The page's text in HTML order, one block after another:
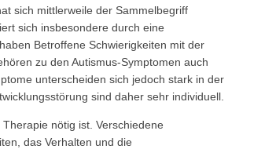
sich mittlerweile der Sammelbegriff
sich insbesondere durch eine
Betroffene Schwierigkeiten mit der
zu den Autismus-Symptomen auch
unterscheiden sich jedoch stark in der
sind daher sehr individuell.
Therapie nötig ist. Verschiedene
das Verhalten und die